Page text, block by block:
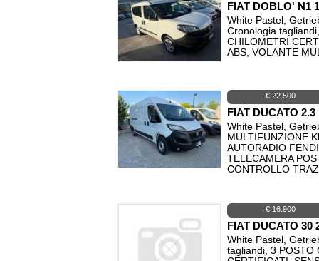
FIAT DOBLO' N1
White Pastel,
Cronologia
CHILOMETRI
ABS, VOLANTE
€ 22.500
FIAT DUCATO
White Pastel,
MULTIFUNZIONE
AUTORADIO
TELECAMERA
CONTROLLO
€ 16.900
FIAT DUCATO 30
White Pastel,
tagliandi, 3 POSTO